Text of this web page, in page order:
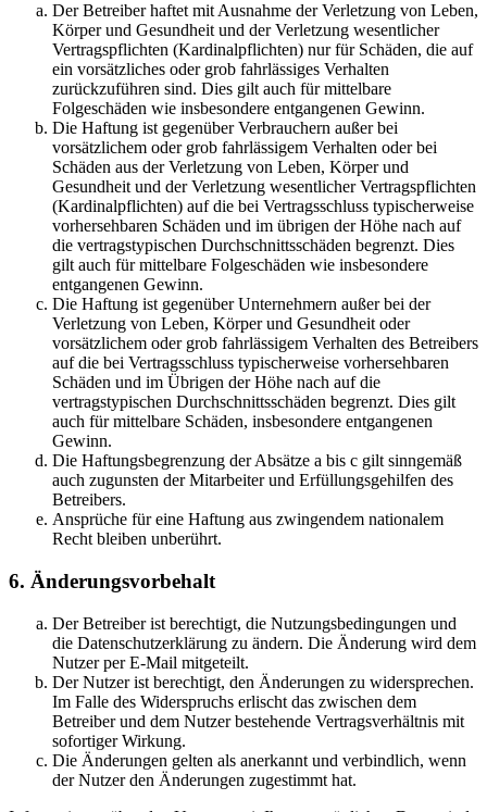
Der Betreiber haftet mit Ausnahme der Verletzung von Leben,
Körper und Gesundheit und der Verletzung wesentlicher
Vertragspflichten (Kardinalpflichten) nur für Schäden, die auf
ein vorsätzliches oder grob fahrlässiges Verhalten
zurückzuführen sind. Dies gilt auch für mittelbare
Folgeschäden wie insbesondere entgangenen Gewinn.
Die Haftung ist gegenüber Verbrauchern außer bei
vorsätzlichem oder grob fahrlässigem Verhalten oder bei
Schäden aus der Verletzung von Leben, Körper und
Gesundheit und der Verletzung wesentlicher Vertragspflichten
(Kardinalpflichten) auf die bei Vertragsschluss typischerweise
vorhersehbaren Schäden und im übrigen der Höhe nach auf
die vertragstypischen Durchschnittsschäden begrenzt. Dies
gilt auch für mittelbare Folgeschäden wie insbesondere
entgangenen Gewinn.
Die Haftung ist gegenüber Unternehmern außer bei der
Verletzung von Leben, Körper und Gesundheit oder
vorsätzlichem oder grob fahrlässigem Verhalten des Betreibers
auf die bei Vertragsschluss typischerweise vorhersehbaren
Schäden und im Übrigen der Höhe nach auf die
vertragstypischen Durchschnittsschäden begrenzt. Dies gilt
auch für mittelbare Schäden, insbesondere entgangenen
Gewinn.
Die Haftungsbegrenzung der Absätze a bis c gilt sinngemäß
auch zugunsten der Mitarbeiter und Erfüllungsgehilfen des
Betreibers.
Ansprüche für eine Haftung aus zwingendem nationalem
Recht bleiben unberührt.
6. Änderungsvorbehalt
Der Betreiber ist berechtigt, die Nutzungsbedingungen und
die Datenschutzerklärung zu ändern. Die Änderung wird dem
Nutzer per E-Mail mitgeteilt.
Der Nutzer ist berechtigt, den Änderungen zu widersprechen.
Im Falle des Widerspruchs erlischt das zwischen dem
Betreiber und dem Nutzer bestehende Vertragsverhältnis mit
sofortiger Wirkung.
Die Änderungen gelten als anerkannt und verbindlich, wenn
der Nutzer den Änderungen zugestimmt hat.